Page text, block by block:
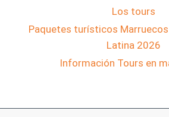
Los tours
Paquetes turísticos
Latina 2026
Información Tours en